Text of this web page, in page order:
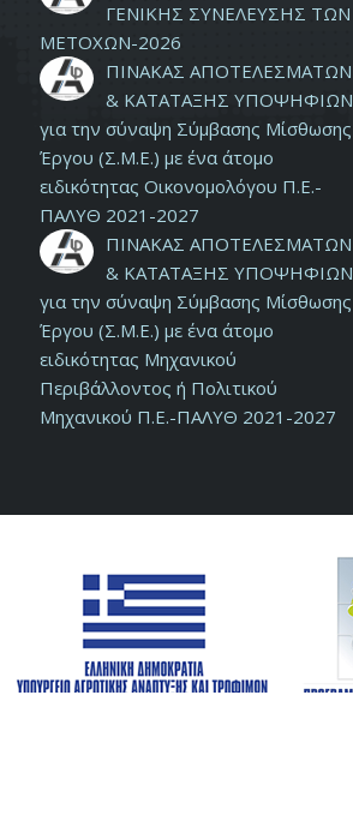
ΓΕΝΙΚΗΣ ΣΥΝΕΛΕΥΣΗΣ ΤΩΝ
ΜΕΤΟΧΩΝ-2026
ΠΙΝΑΚΑΣ ΑΠΟΤΕΛΕΣΜΑΤΩΝ
& ΚΑΤΑΤΑΞΗΣ ΥΠΟΨΗΦΙΩΝ
για την σύναψη Σύμβασης Μίσθωσης
Έργου (Σ.Μ.Ε.) με ένα άτομο
ειδικότητας Οικονομολόγου Π.Ε.-
ΠΑΛΥΘ 2021-2027
ΠΙΝΑΚΑΣ ΑΠΟΤΕΛΕΣΜΑΤΩΝ
& ΚΑΤΑΤΑΞΗΣ ΥΠΟΨΗΦΙΩΝ
για την σύναψη Σύμβασης Μίσθωσης
Έργου (Σ.Μ.Ε.) με ένα άτομο
ειδικότητας Μηχανικού
Περιβάλλοντος ή Πολιτικού
Μηχανικού Π.Ε.-ΠΑΛΥΘ 2021-2027